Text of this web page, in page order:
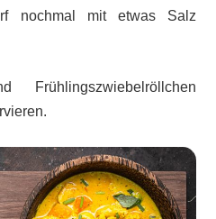
nochmal mit etwas Salz